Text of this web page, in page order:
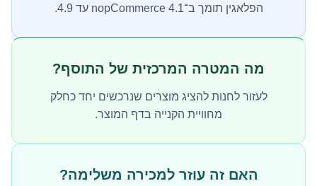
הפלאגין תומך ב־nopCommerce 4.1 עד 4.9.
מה המטרה המרכזית של התוסף?
לעזור לחנות להציג מוצרים שנרכשים יחד כחלק
מחוויית הקנייה בדף המוצר.
האם זה עוזר למכירה משלימה?